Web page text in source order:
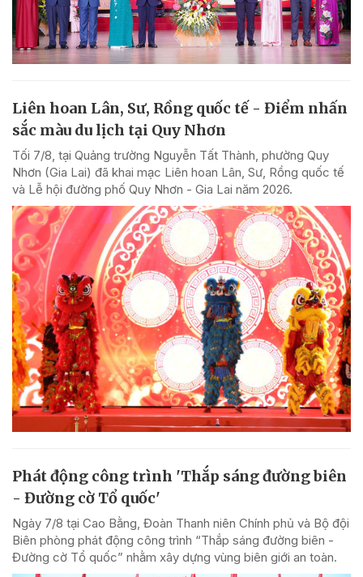
Liên hoan Lân, Sư, Rồng quốc tế - Điểm nhấn
sắc màu du lịch tại Quy Nhơn
Tối 7/8, tại Quảng trường Nguyễn Tất Thành, phường Quy
Nhơn (Gia Lai) đã khai mạc Liên hoan Lân, Sư, Rồng quốc tế
và Lễ hội đường phố Quy Nhơn - Gia Lai năm 2026.
Phát động công trình 'Thắp sáng đường biên
- Đường cờ Tổ quốc'
Ngày 7/8 tại Cao Bằng, Đoàn Thanh niên Chính phủ và Bộ đội
Biên phòng phát động công trình “Thắp sáng đường biên -
Đường cờ Tổ quốc” nhằm xây dựng vùng biên giới an toàn.